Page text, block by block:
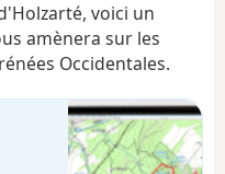
i
o
n
voici un
amènera sur les
Occidentales.